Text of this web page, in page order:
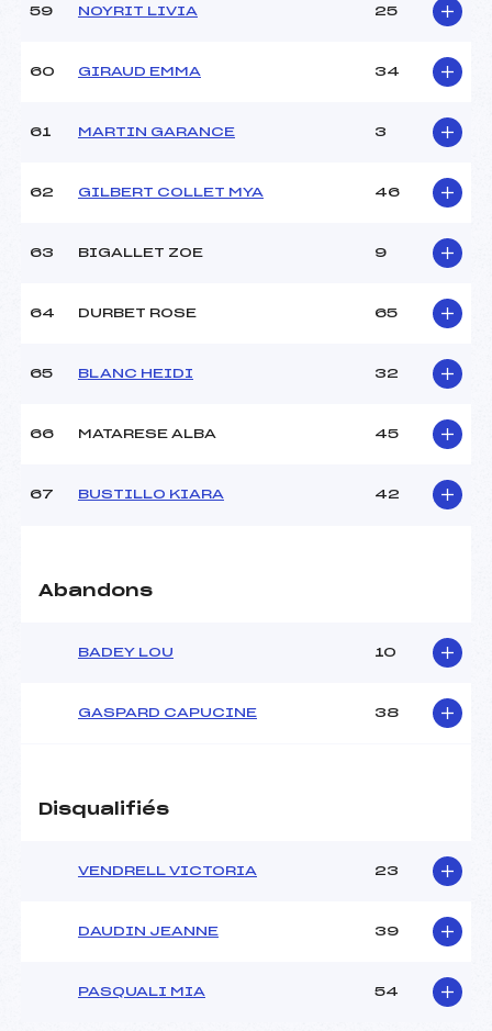
59 NOYRIT LIVIA 25
60 GIRAUD EMMA 34
61 MARTIN GARANCE 3
62 GILBERT COLLET MYA 46
63 BIGALLET ZOE 9
64 DURBET ROSE 65
65 BLANC HEIDI 32
66 MATARESE ALBA 45
67 BUSTILLO KIARA 42
Abandons
BADEY LOU 10
GASPARD CAPUCINE 38
Disqualifiés
VENDRELL VICTORIA 23
DAUDIN JEANNE 39
PASQUALI MIA 54